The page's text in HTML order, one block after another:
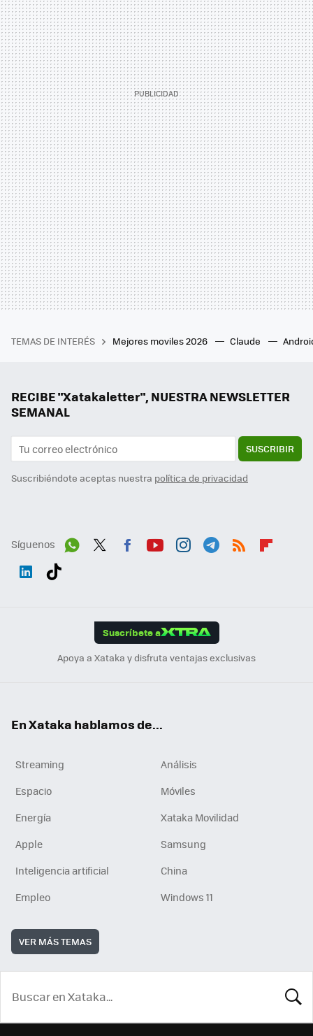
TEMAS DE INTERÉS Mejores moviles 2026 Claude
RECIBE "Xatakaletter", NUESTRA NEWSLETTER
SEMANAL
SUSCRIBIR
Suscribiéndote aceptas nuestra política de privacidad
Síguenos
Suscríbete a
Apoya a Xataka y disfruta ventajas exclusivas
En Xataka hablamos de...
Streaming
Análisis
Espacio
Móviles
Energía
Xataka Movilidad
Apple
Samsung
Inteligencia artificial
China
Empleo
Windows 11
VER MÁS TEMAS